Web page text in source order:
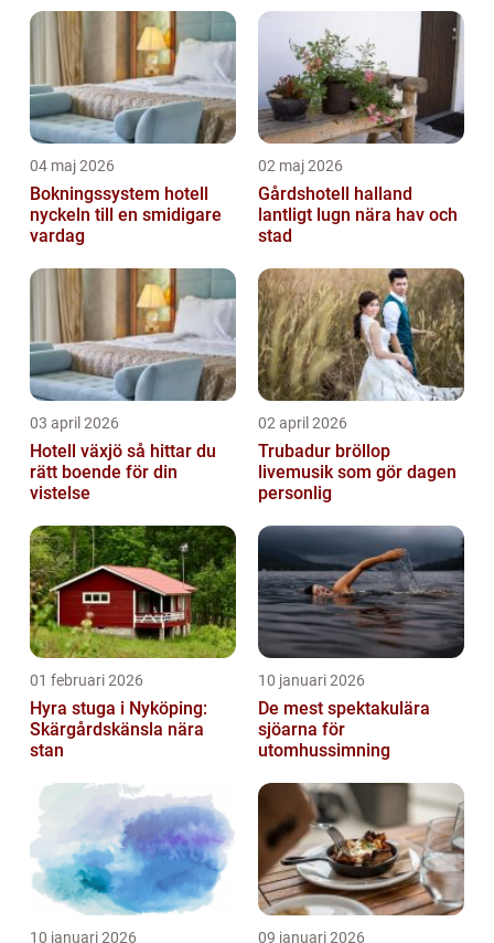
lysa. Festivalkläder har blivit ...
04 maj 2026
Bokningssystem hotell
nyckeln till en smidigare
vardag
02 maj 2026
Gårdshotell halland
lantligt lugn nära hav och
stad
03 april 2026
Hotell växjö så hittar du
rätt boende för din
vistelse
02 april 2026
Trubadur bröllop
livemusik som gör dagen
personlig
01 februari 2026
Hyra stuga i Nyköping:
Skärgårdskänsla nära
stan
10 januari 2026
De mest spektakulära
sjöarna för
utomhussimning
10 januari 2026 09 januari 2026